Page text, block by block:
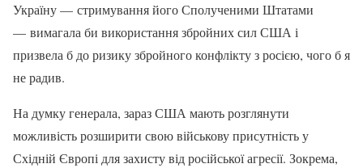
Україну — стримування його Сполученими Штатами
— вимагала би використання збройних сил США і
призвела б до ризику збройного конфлікту з росією, чого б я
не радив.
На думку генерала, зараз США мають розглянути
можливість розширити свою військову присутність у
Східній Європі для захисту від російської агресії. Зокрема,